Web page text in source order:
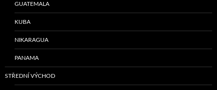
GUATEMALA
KUBA
NIKARAGUA
PANAMA
STŘEDNÍ VÝCHOD